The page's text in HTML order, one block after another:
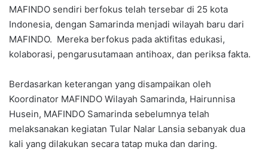
MAFINDO sendiri berfokus telah tersebar di 25 kota
Indonesia, dengan Samarinda menjadi wilayah baru dari
MAFINDO. Mereka berfokus pada aktifitas edukasi,
kolaborasi, pengarusutamaan antihoax, dan periksa fakta.
Berdasarkan keterangan yang disampaikan oleh
Koordinator MAFINDO Wilayah Samarinda, Hairunnisa
Husein, MAFINDO Samarinda sebelumnya telah
melaksanakan kegiatan Tular Nalar Lansia sebanyak dua
kali yang dilakukan secara tatap muka dan daring.